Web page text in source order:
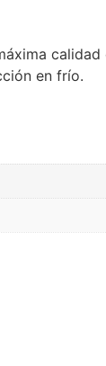
en frío.